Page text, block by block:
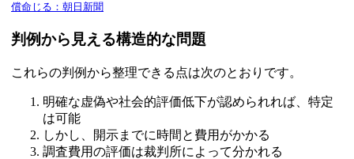
償命じる：朝日新聞
判例から見える構造的な問題
これらの判例から整理できる点は次のとおりです。
明確な虚偽や社会的評価低下が認められれば、特定
は可能
しかし、開示までに時間と費用がかかる
調査費用の評価は裁判所によって分かれる